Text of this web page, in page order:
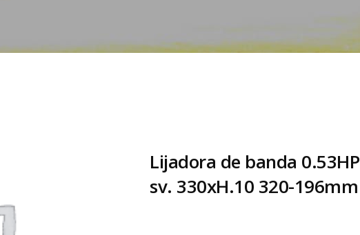
Lijadora de banda 0.53HP
sv. 330xH.10 320-196mm